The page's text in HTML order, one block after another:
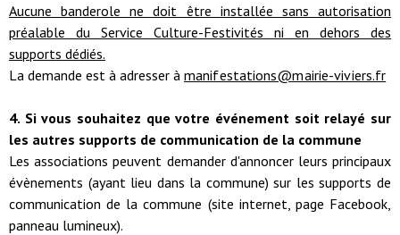
Aucune banderole ne doit être installée sans autorisation
préalable du Service Culture-Festivités ni en dehors des
supports dédiés.
La demande est à adresser à manifestations@mairie-viviers.fr
4. Si vous souhaitez que votre événement soit relayé sur
les autres supports de communication de la commune
Les associations peuvent demander d'annoncer leurs principaux
évènements (ayant lieu dans la commune) sur les supports de
communication de la commune (site internet, page Facebook,
panneau lumineux).